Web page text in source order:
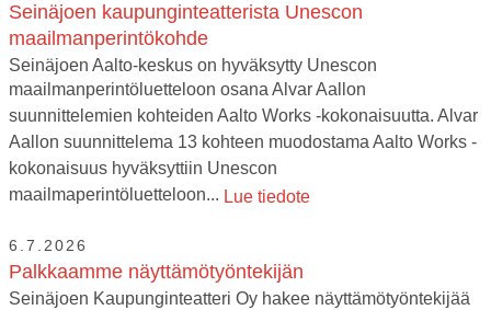
Seinäjoen kaupunginteatterista Unescon
maailmanperintökohde
Seinäjoen Aalto-keskus on hyväksytty Unescon
maailmanperintöluetteloon osana Alvar Aallon
suunnittelemien kohteiden Aalto Works -kokonaisuutta. Alvar
Aallon suunnittelema 13 kohteen muodostama Aalto Works -
kokonaisuus hyväksyttiin Unescon
maailmaperintöluetteloon... Lue tiedote
6.7.2026
Palkkaamme näyttämötyöntekijän
Seinäjoen Kaupunginteatteri Oy hakee näyttämötyöntekijää